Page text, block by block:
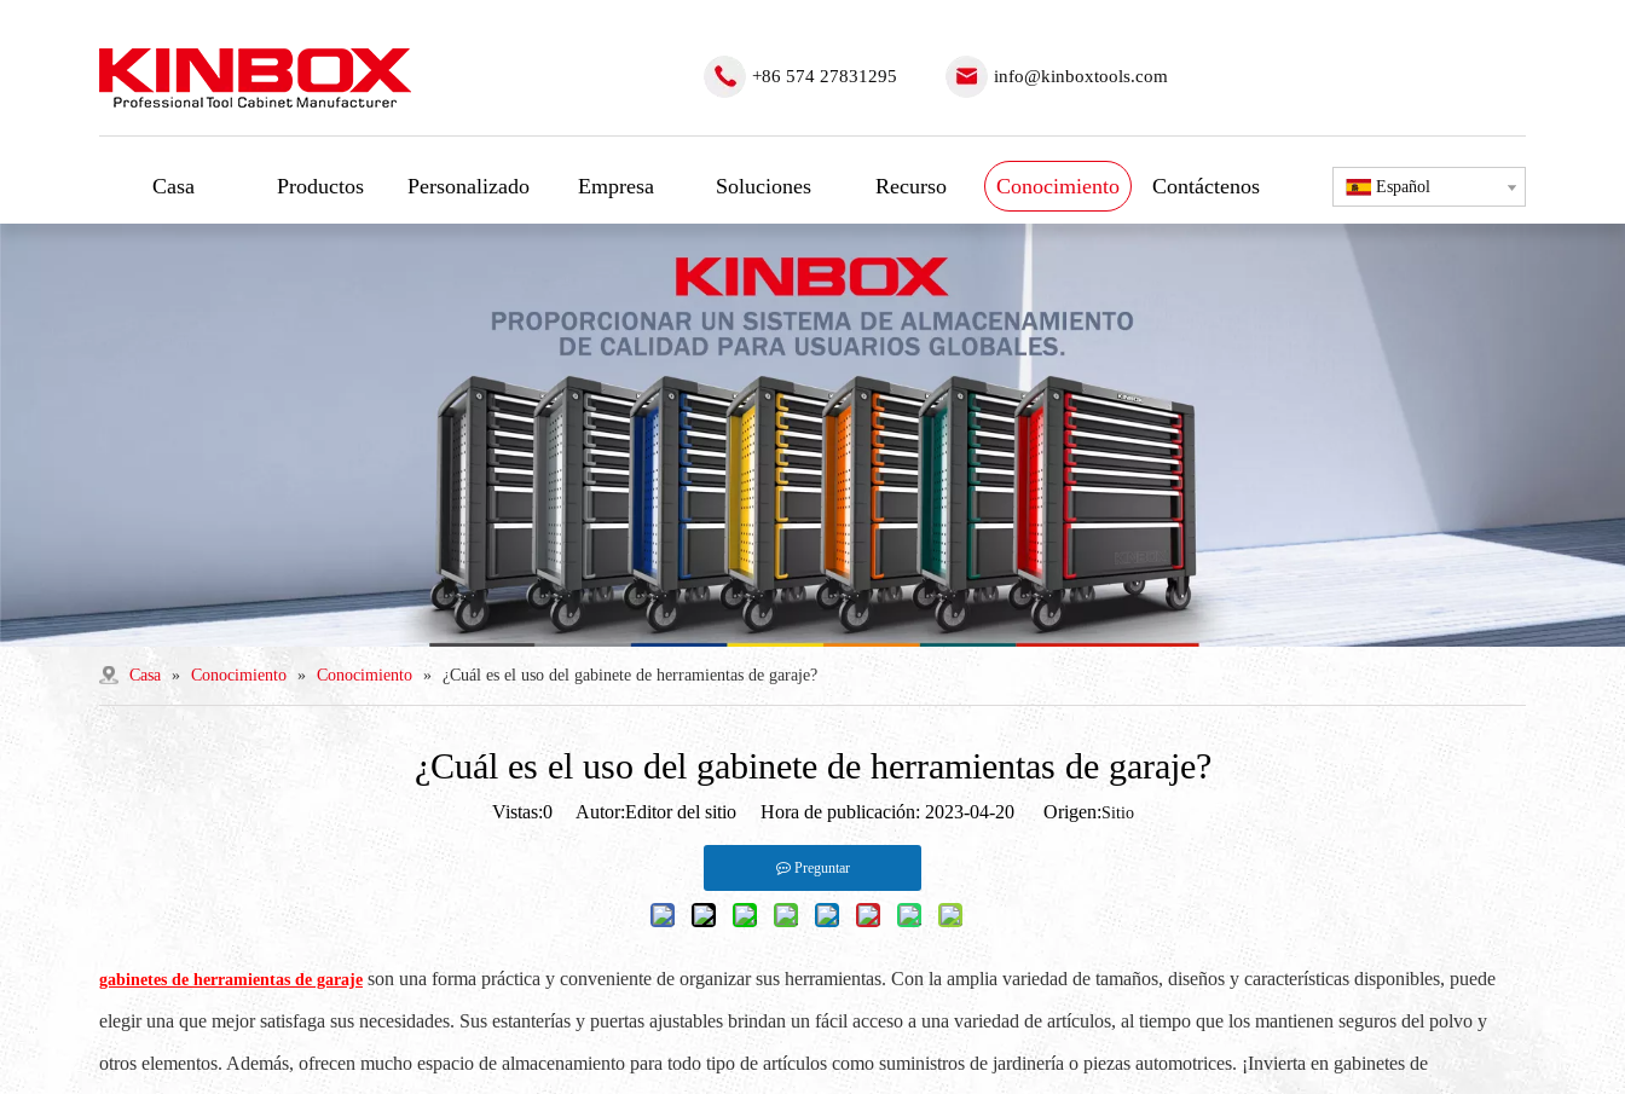
+86 574 27831295 info@kinboxtools.com
Casa Productos Personalizado Empresa Soluciones Recurso Conocimiento Contáctenos Español
Casa » Conocimiento » Conocimiento » ¿Cuál es el uso del gabinete de herramientas de garaje?
¿Cuál es el uso del gabinete de herramientas de garaje?
Vistas:0Autor:Editor del sitio Hora de publicación: 2023-04-20 Origen:Sitio
Preguntar
gabinetes de herramientas de garaje son una forma práctica y conveniente de organizar sus herramientas. Con la amplia variedad de tamaños, diseños y características disponibles, puede
elegir una que mejor satisfaga sus necesidades. Sus estanterías y puertas ajustables brindan un fácil acceso a una variedad de artículos, al tiempo que los mantienen seguros del polvo y
otros elementos. Además, ofrecen mucho espacio de almacenamiento para todo tipo de artículos como suministros de jardinería o piezas automotrices. ¡Invierta en gabinetes de